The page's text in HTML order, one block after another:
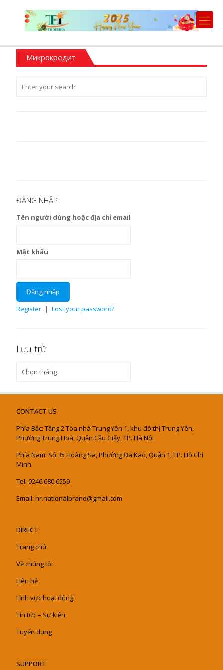
Микрокредит
ĐĂNG NHẬP
Tên người dùng hoặc địa chỉ email
Mật khẩu
Register | Lost your password?
Lưu trữ
trữ
CONTACT US
Phía Bắc: Tầng 2 Tòa nhà Trung Yên 1, khu đô thị Trung Yên,
Phường Trung Hoà, Quận Cầu Giấy, TP. Hà Nội
Phía Nam: Số 35 Hoàng Sa, Phường Đa Kao, Quận 1, TP. Hồ Chí
Minh
Tel: 0246.680.6559
Email: hr.nationalbrand@gmail.com
DIRECT
Trang chủ
Về chúng tôi
Liên hệ
Lĩnh vực hoạt động
Tin tức – Sự kiện
Tuyển dụng
SUPPORT